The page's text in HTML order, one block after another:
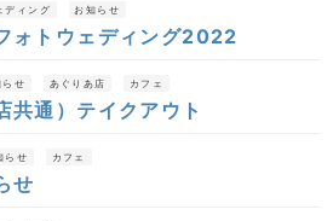
ディング お知らせ
ォトウェディング2022
らせ あぐりあ店 カフェ
共通）テイクアウト
らせ カフェ
せ